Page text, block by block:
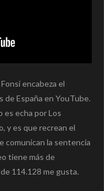
encabeza el
España en YouTube.
es echa por Los
y es que recrean el
comunican la sentencia
tiene más de
114.128 me gusta.